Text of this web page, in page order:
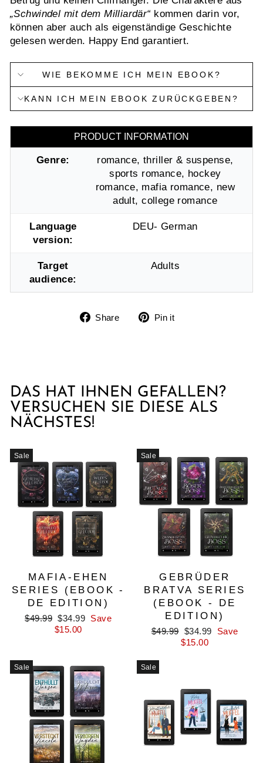
„Schwindel mit dem Milliardär“ kommen darin vor,
können aber auch als eigenständige Geschichte
gelesen werden. Happy End garantiert.
WIE BEKOMME ICH MEIN EBOOK?
KANN ICH MEIN EBOOK ZURÜCKGEBEN?
PRODUCT INFORMATION
Genre:
romance, thriller & suspense,
sports romance, hockey
romance, mafia romance, new
adult, college romance
Language
version:
DEU- German
Target
audience:
Adults
Share
Share Pin it
DAS HAT IHNEN GEFALLEN?
VERSUCHEN SIE DIESE ALS
NÄCHSTES!
Sale
MAFIA-EHEN
SERIES (EBOOK -
DE EDITION)
Regular
$49.99 Sale
price
$34.99 Save
$15.00
Sale
GEBRÜDER
BRATVA SERIES
(EBOOK - DE
EDITION)
Regular
$49.99 Sale
price
$34.99
Save
$15.00
Sale Sale